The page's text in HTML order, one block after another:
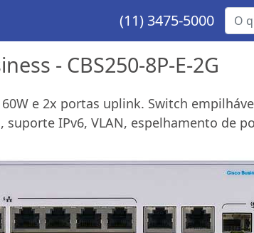
(11) 3475-5000
- CBS250-8P-E-2G
e 2x portas uplink. Switch
IPv6, VLAN, espelhamento de